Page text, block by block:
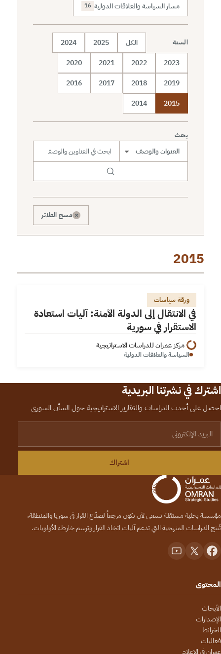
مسار السياسة والعلاقات الدولية 16
السنة الكل 2025
2024
2023
2022
2021
2020
2019
2018
2017
2016
2015
2014
بحث
× مسح الفلاتر
2015
في الانتقال إلى الدولة الآمنة: آليات استعادة الاستقرار في
سورية
ورقة سياسات
في الانتقال إلى الدولة الآمنة: آليات استعادة
الاستقرار في سورية
مركز عمران للدراسات الاستراتيجية
السياسة والعلاقات الدولية
اشترك في نشرتنا البريدية
احصل على أحدث الدراسات والتقارير الاستراتيجية حول الشأن السوري
اشتراك
مؤسسة بحثية مستقلة تسعى لأن تكون مرجعاً لصنّاع القرار في سوريا والمنطقة،
تُنتج الدراسات المنهجية التي تدعم آليات اتخاذ القرار وترسم خارطة الأولويات.
المحتوى
الأبحاث
الإصدارات
الخرائط
فعاليات